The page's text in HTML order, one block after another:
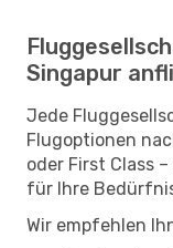
Singapur
Jede
Flugoptionen
oder First Class
für Ihre
Wir empfehlen